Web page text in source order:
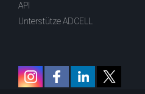
API
Unterstütze ADCELL